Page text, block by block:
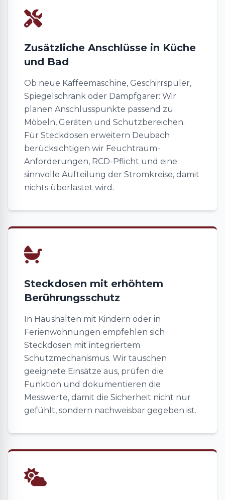
Zusätzliche Anschlüsse in Küche
und Bad
Ob neue Kaffeemaschine, Geschirrspüler,
Spiegelschrank oder Dampfgarer: Wir
planen Anschlusspunkte passend zu
Möbeln, Geräten und Schutzbereichen.
Für Steckdosen erweitern Deubach
berücksichtigen wir Feuchtraum-
Anforderungen, RCD-Pflicht und eine
sinnvolle Aufteilung der Stromkreise, damit
nichts überlastet wird.
Steckdosen mit erhöhtem
Berührungsschutz
In Haushalten mit Kindern oder in
Ferienwohnungen empfehlen sich
Steckdosen mit integriertem
Schutzmechanismus. Wir tauschen
geeignete Einsätze aus, prüfen die
Funktion und dokumentieren die
Messwerte, damit die Sicherheit nicht nur
gefühlt, sondern nachweisbar gegeben ist.